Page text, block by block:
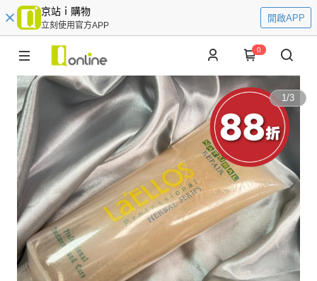
京站ｉ購物
立刻使用官方APP
開啟APP
0
1/3